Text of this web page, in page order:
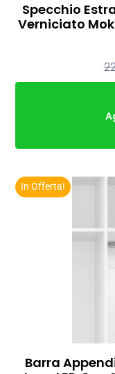
Specchio
Verniciato
In Offerta!
Barra